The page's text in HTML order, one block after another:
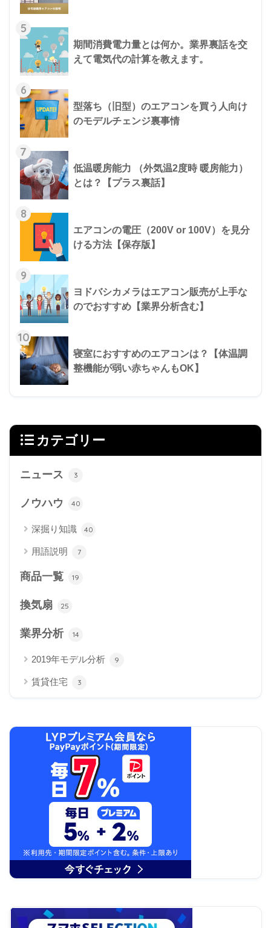
5
期間消費電力量とは何か。業界裏話を交
えて電気代の計算を教えます。
6
型落ち（旧型）のエアコンを買う人向け
のモデルチェンジ裏事情
7
低温暖房能力 （外気温2度時 暖房能力）
とは？【プラス裏話】
8
エアコンの電圧（200V or 100V）を見分
ける方法【保存版】
9
ヨドバシカメラはエアコン販売が上手な
のでおすすめ【業界分析含む】
10
寝室におすすめのエアコンは？【体温調
整機能が弱い赤ちゃんもOK】
カテゴリー
ニュース 3
ノウハウ 40
深掘り知識 40
用語説明 7
商品一覧 19
換気扇 25
業界分析 14
2019年モデル分析 9
賃貸住宅 3